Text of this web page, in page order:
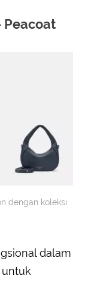
Peacoat
dengan koleksi
dalam
untuk